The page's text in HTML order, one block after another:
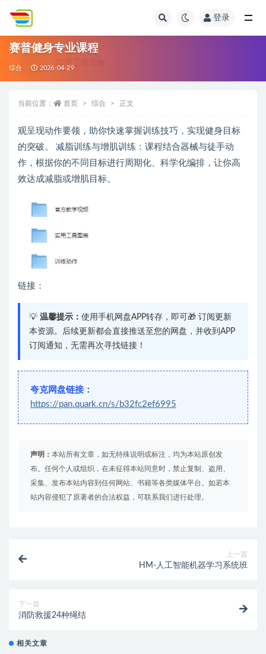
登录
赛普健身专业课程
综合 2026-04-29
当前位置： 首页 综合 正文
观呈现动作要领，助你快速掌握训练技巧，实现健身目标
的突破。 减脂训练与增肌训练：课程结合器械与徒手动
作，根据你的不同目标进行周期化、科学化编排，让你高
效达成减脂或增肌目标。
链接：
💡 温馨提示： 使用手机网盘APP转存，即可🎁 订阅更新
本资源。后续更新都会直接推送至您的网盘，并收到APP
订阅通知，无需再次寻找链接！
夸克网盘链接：
https://pan.quark.cn/s/b32fc2ef6995
声明： 本站所有文章，如无特殊说明或标注，均为本站原创发
布。任何个人或组织，在未征得本站同意时，禁止复制、盗用、
采集、发布本站内容到任何网站、书籍等各类媒体平台。如若本
站内容侵犯了原著者的合法权益，可联系我们进行处理。
上一篇
HM-人工智能机器学习系统班
下一篇
消防救援24种绳结
相关文章